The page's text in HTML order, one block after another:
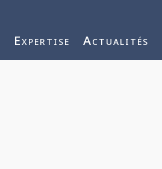
Expertise Actualités